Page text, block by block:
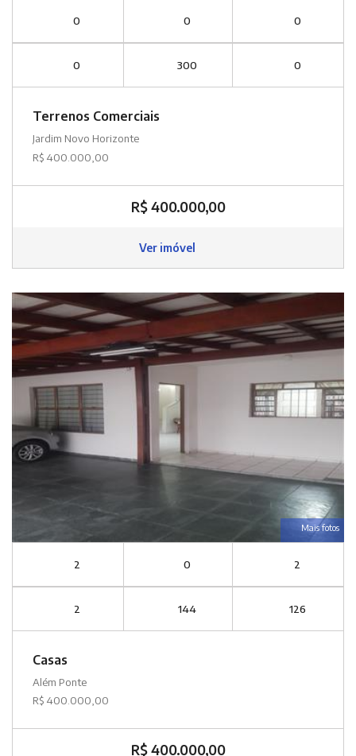
0 0 0
0 300 0
Terrenos Comerciais
Jardim Novo Horizonte
R$ 400.000,00
R$ 400.000,00
Ver imóvel
Mais fotos
2 0 2
2 144 126
Casas
Além Ponte
R$ 400.000,00
R$ 400.000,00